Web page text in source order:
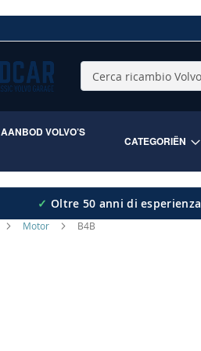
Cerca
AANBOD VOLVO’S
CATEGORIËN
✓ Oltre 50 anni di esperienza
Motor B4B